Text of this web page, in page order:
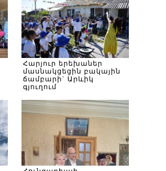
Հարյուր երեխաներ
մասնակցեցին բակային
ճամբարի` Արևիկ
գյուղում